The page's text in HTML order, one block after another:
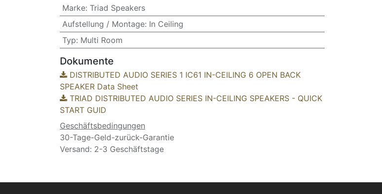
Marke: Triad Speakers
Aufstellung / Montage: In Ceiling
Typ: Multi Room
Dokumente
DISTRIBUTED AUDIO SERIES 1 IC61 IN-CEILING 6 OPEN BACK
SPEAKER Data Sheet
TRIAD DISTRIBUTED AUDIO SERIES IN-CEILING SPEAKERS - QUICK
START GUID
Geschäftsbedingungen
30-Tage-Geld-zurück-Garantie
Versand: 2-3 Geschäftstage